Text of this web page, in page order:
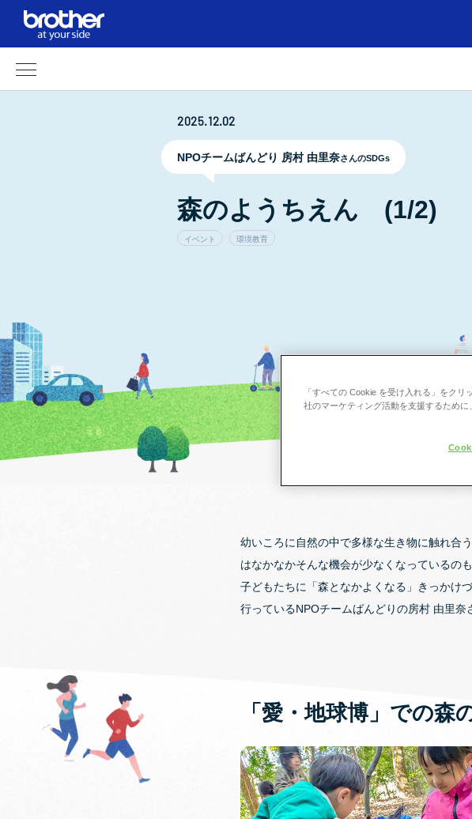
2025.12.02
NPOチームばんどり 房村 由里奈さんのSDGs
森のようちえん (1/2)
イベント 環境教育
幼いころに自然の中で多様な生き物に触れ合
はなかなかそんな機会が少なくなっているのも
子どもたちに「森となかよくなる」きっかけ
行っているNPOチームばんどりの房村 由里奈
「愛・地球博」での森
「すべての Cookie を受け入れる」をク
社のマーケティング活動を支援するため